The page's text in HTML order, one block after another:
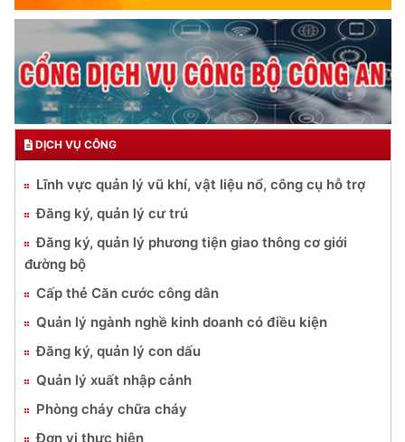
DỊCH VỤ CÔNG
Lĩnh vực quản lý vũ khí, vật liệu nổ, công cụ hỗ trợ
Đăng ký, quản lý cư trú
Đăng ký, quản lý phương tiện giao thông cơ giới
đường bộ
Cấp thẻ Căn cước công dân
Quản lý ngành nghề kinh doanh có điều kiện
Đăng ký, quản lý con dấu
Quản lý xuất nhập cảnh
Phòng cháy chữa cháy
Đơn vị thực hiện